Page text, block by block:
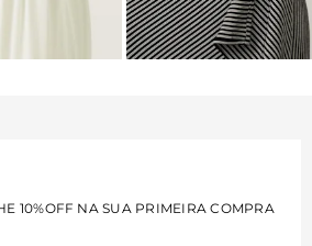
10%OFF NA SUA PRIMEIRA COMPRA